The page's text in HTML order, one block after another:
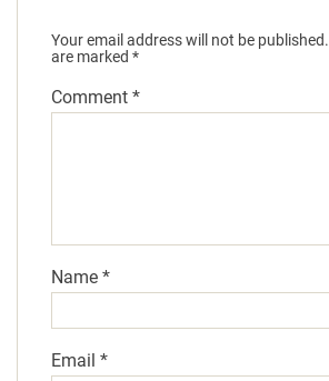
Your email address will not be published.
are marked *
Comment *
Name *
Email *